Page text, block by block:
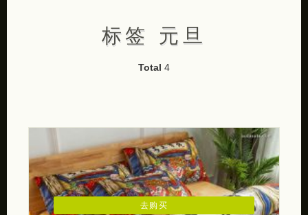
标签 元旦
Total 4
去购买